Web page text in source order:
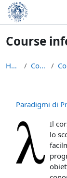
Skip to main content
Course
Home Courses
Paradigmi di
Il
lo